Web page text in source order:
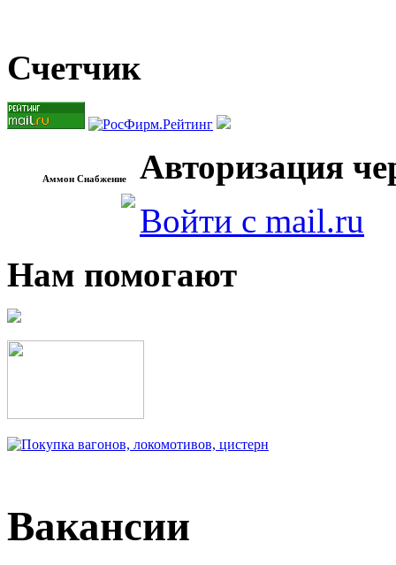
Счетчик
Аммон Снабжение
Авторизация
Войти с mail.ru
Нам помогают
Вакансии